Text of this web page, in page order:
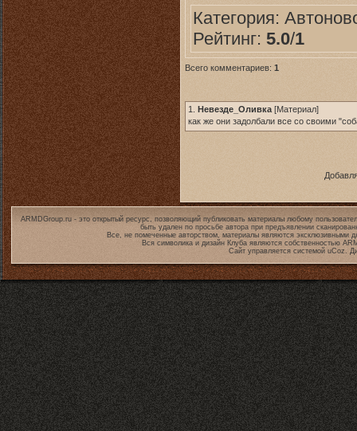
Категория:
Рейтинг: 5.0/1
Всего комментариев: 1
1. Невезде_Оливка [Материал]
как же они задолбали все со своими
ARMDGroup.ru - это открытый ресурс, позволяющий публиковать материалы любому
быть удален по просьбе автора при предъявлении
Все, не помеченные авторством, материалы являются эксклюзивными
Вся символика и дизайн Клуба являются собственностью
Сайт управляется системой uCoz.